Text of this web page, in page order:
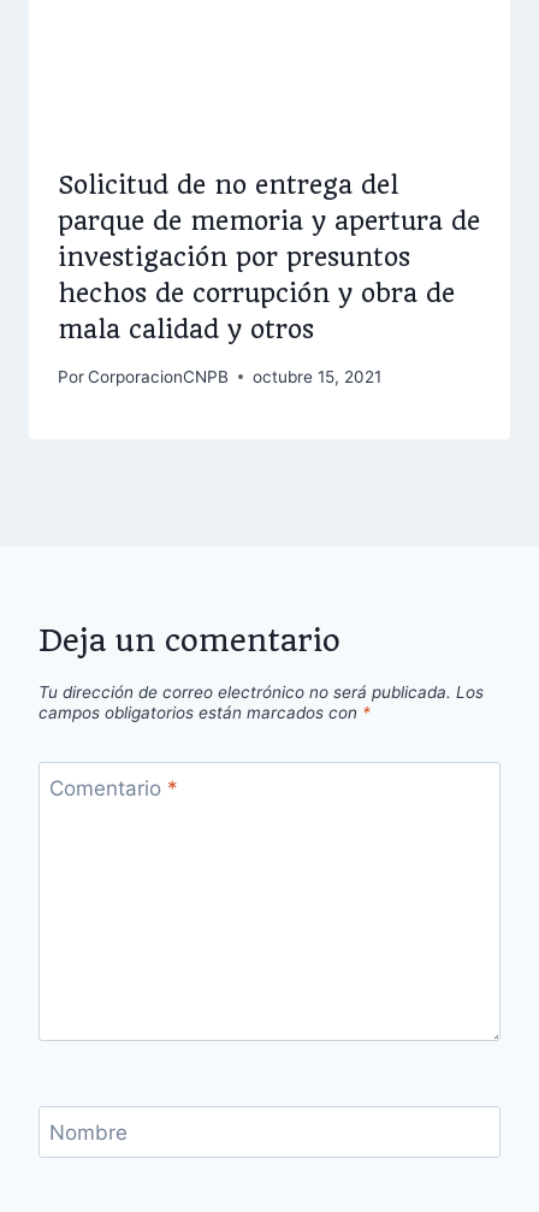
Solicitud de no entrega del
parque de memoria y apertura de
investigación por presuntos
hechos de corrupción y obra de
mala calidad y otros
PorCorporacionCNPB octubre 15, 2021
Deja un comentario
Tu dirección de correo electrónico no será publicada. Los
campos obligatorios están marcados con *
Comentario *
Nombre